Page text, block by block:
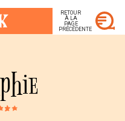
RETOUR
À LA
PAGE
PRÉCÉDENTE